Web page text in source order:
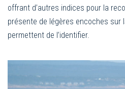
offrant d’autres indices pour la
présente de légères encoches sur
permettent de l’identifier.